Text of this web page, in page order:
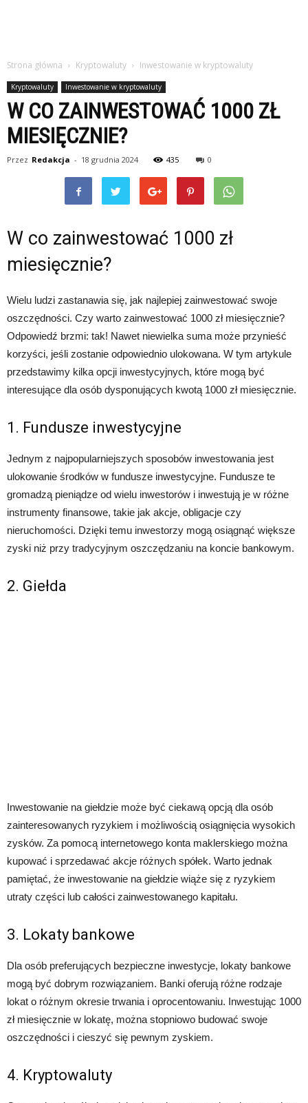
Strona główna Kryptowaluty Inwestowanie w kryptowaluty
Kryptowaluty Inwestowanie w kryptowaluty
W CO ZAINWESTOWAĆ 1000 ZŁ
MIESIĘCZNIE?
Przez Redakcja - 18 grudnia 2024 435 0
W co zainwestować 1000 zł
miesięcznie?
Wielu ludzi zastanawia się, jak najlepiej zainwestować swoje
oszczędności. Czy warto zainwestować 1000 zł miesięcznie?
Odpowiedź brzmi: tak! Nawet niewielka suma może przynieść
korzyści, jeśli zostanie odpowiednio ulokowana. W tym artykule
przedstawimy kilka opcji inwestycyjnych, które mogą być
interesujące dla osób dysponujących kwotą 1000 zł miesięcznie.
1. Fundusze inwestycyjne
Jednym z najpopularniejszych sposobów inwestowania jest
ulokowanie środków w fundusze inwestycyjne. Fundusze te
gromadzą pieniądze od wielu inwestorów i inwestują je w różne
instrumenty finansowe, takie jak akcje, obligacje czy
nieruchomości. Dzięki temu inwestorzy mogą osiągnąć większe
zyski niż przy tradycyjnym oszczędzaniu na koncie bankowym.
2. Giełda
Inwestowanie na giełdzie może być ciekawą opcją dla osób
zainteresowanych ryzykiem i możliwością osiągnięcia wysokich
zysków. Za pomocą internetowego konta maklerskiego można
kupować i sprzedawać akcje różnych spółek. Warto jednak
pamiętać, że inwestowanie na giełdzie wiąże się z ryzykiem
utraty części lub całości zainwestowanego kapitału.
3. Lokaty bankowe
Dla osób preferujących bezpieczne inwestycje, lokaty bankowe
mogą być dobrym rozwiązaniem. Banki oferują różne rodzaje
lokat o różnym okresie trwania i oprocentowaniu. Inwestując 1000
zł miesięcznie w lokatę, można stopniowo budować swoje
oszczędności i cieszyć się pewnym zyskiem.
4. Kryptowaluty